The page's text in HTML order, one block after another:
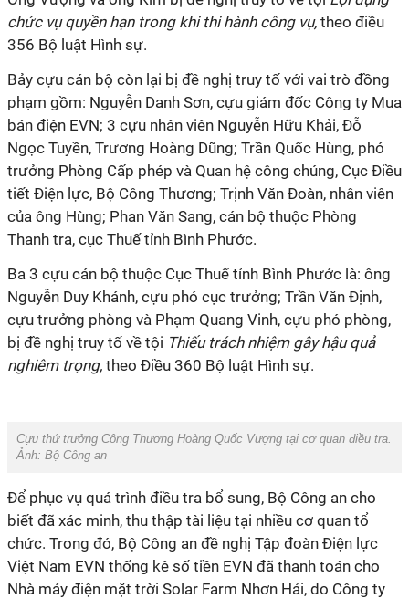
chức vụ quyền hạn trong khi thi hành công vụ, theo điều
356 Bộ luật Hình sự.
Bảy cựu cán bộ còn lại bị đề nghị truy tố với vai trò đồng
phạm gồm: Nguyễn Danh Sơn, cựu giám đốc Công ty Mua
bán điện EVN; 3 cựu nhân viên Nguyễn Hữu Khải, Đỗ
Ngọc Tuyền, Trương Hoàng Dũng; Trần Quốc Hùng, phó
trưởng Phòng Cấp phép và Quan hệ công chúng, Cục Điều
tiết Điện lực, Bộ Công Thương; Trịnh Văn Đoàn, nhân viên
của ông Hùng; Phan Văn Sang, cán bộ thuộc Phòng
Thanh tra, cục Thuế tỉnh Bình Phước.
Ba 3 cựu cán bộ thuộc Cục Thuế tỉnh Bình Phước là: ông
Nguyễn Duy Khánh, cựu phó cục trưởng; Trần Văn Định,
cựu trưởng phòng và Phạm Quang Vinh, cựu phó phòng,
bị đề nghị truy tố về tội Thiếu trách nhiệm gây hậu quả
nghiêm trọng, theo Điều 360 Bộ luật Hình sự.
Cựu thứ trưởng Công Thương Hoàng Quốc Vượng tại cơ quan điều tra.
Ảnh: Bộ Công an
Để phục vụ quá trình điều tra bổ sung, Bộ Công an cho
biết đã xác minh, thu thập tài liệu tại nhiều cơ quan tổ
chức. Trong đó, Bộ Công an đề nghị Tập đoàn Điện lực
Việt Nam EVN thống kê số tiền EVN đã thanh toán cho
Nhà máy điện mặt trời Solar Farm Nhơn Hải, do Công ty